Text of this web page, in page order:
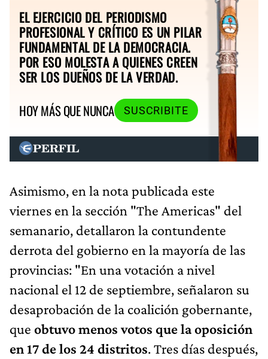
EL EJERCICIO DEL PERIODISMO
PROFESIONAL Y CRÍTICO ES UN PILAR
FUNDAMENTAL DE LA DEMOCRACIA.
POR ESO MOLESTA A QUIENES CREEN
SER LOS DUEÑOS DE LA VERDAD.
HOY MÁS QUE NUNCA
SUSCRIBITE
Asimismo, en la nota publicada este
viernes en la sección "The Americas" del
semanario, detallaron la contundente
derrota del gobierno en la mayoría de las
provincias: "En una votación a nivel
nacional el 12 de septiembre, señalaron su
desaprobación de la coalición gobernante,
que obtuvo menos votos que la oposición
en 17 de los 24 distritos. Tres días después,